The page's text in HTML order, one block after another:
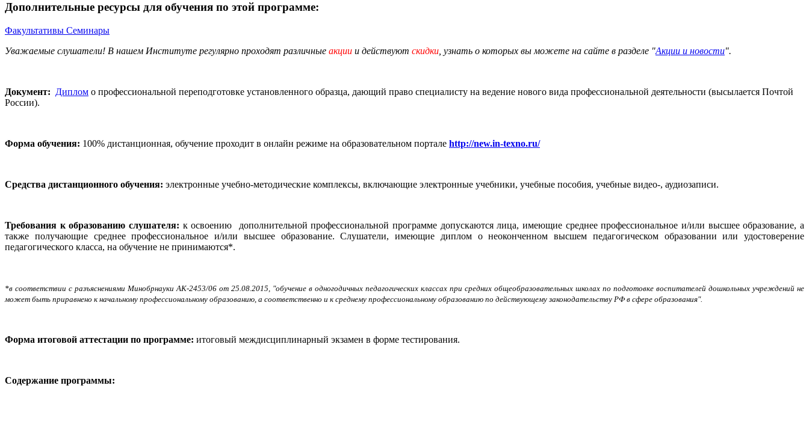
Дополнительные ресурсы для обучения по этой программе:
Факультативы Семинары
Уважаемые слушатели! В нашем Институте регулярно проходят различные акции и действуют скидки , узнать о которых вы можете на сайте в разделе "Акции и новости".
Документ: Диплом о профессиональной переподготовке установленного образца, дающий право специалисту на ведение нового вида профессиональной деятельности (высылается Почтой
России).
Форма обучения: 100% дистанционная, обучение проходит в онлайн режиме на образовательном портале http://new.in-texno.ru/
Средства дистанционного обучения: электронные учебно-методические комплексы, включающие электронные учебники, учебные пособия, учебные видео-, аудиозаписи.
Требования к образованию слушателя: к освоению дополнительной профессиональной программе допускаются лица,имеющие среднее профессиональное и/или высшее образование, а
также получающие среднее профессиональное и/или высшее образование.Слушатели, имеющие диплом о неоконченном высшем педагогическом образовании или удостоверение
педагогического класса, на обучение не принимаются*.
*в соответствии с разъяснениями Минобрнауки АК-2453/06 от 25.08.2015, "обучение в одногодичных педагогических классах при средних общеобразовательных школах по подготовке воспитателей дошкольных учреждений не
может быть приравнено к начальному профессиональному образованию, а соответственно и к среднему профессиональному образованию по действующему законодательству РФ в сфере образования".
Форма итоговой аттестации по программе: итоговый междисциплинарный экзамен в форме тестирования.
Содержание программы: